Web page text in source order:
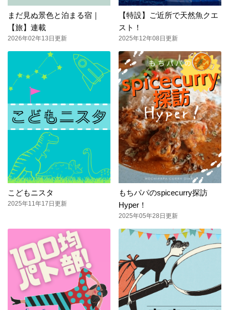
まだ見ぬ景色と泊まる宿｜
【旅】連載
2026年02年13日更新
【特設】ご近所で天然魚クエ
スト！
2025年12年08日更新
こどもニスタ
2025年11年17日更新
もちパパのspicecurry探訪
Hyper！
2025年05年28日更新